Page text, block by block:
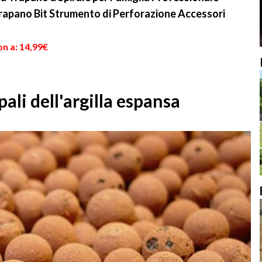
Bit Strumento di Perforazione Accessori
a: 14,99€
dell'argilla espansa